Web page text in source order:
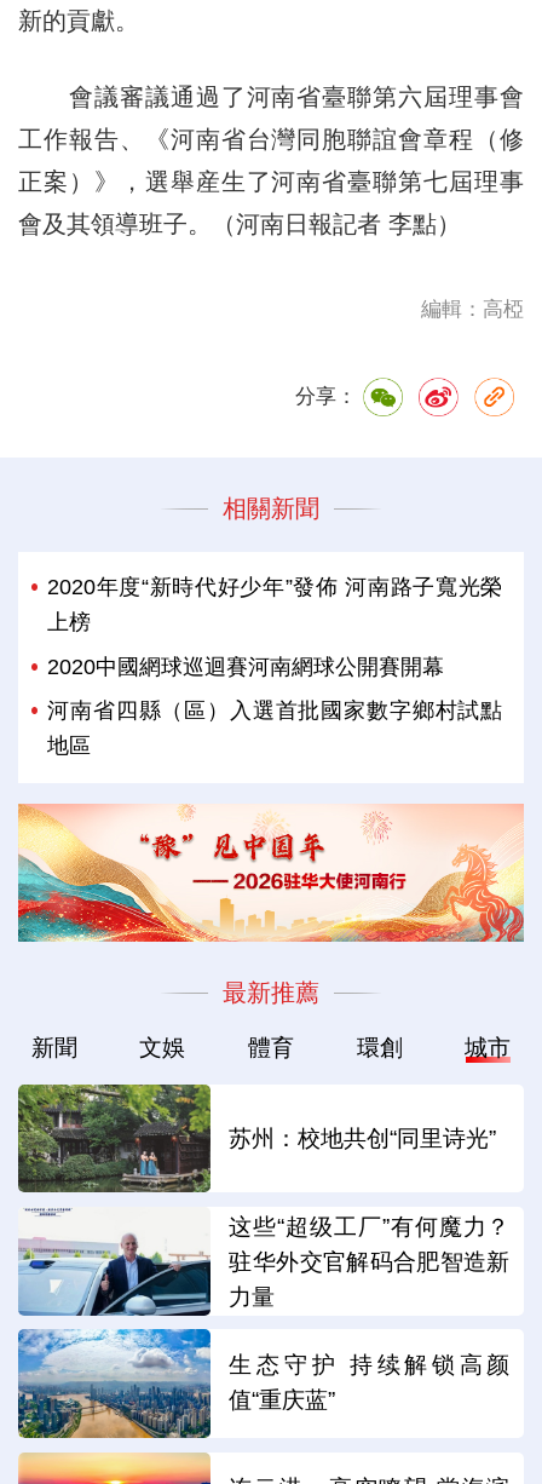
新的貢獻。
會議審議通過了河南省臺聯第六屆理事會
工作報告、《河南省台灣同胞聯誼會章程（修
正案）》，選舉産生了河南省臺聯第七屆理事
會及其領導班子。（河南日報記者 李點）
編輯：高椏
分享：
相關新聞
2020年度“新時代好少年”發佈 河南路子寬光榮
上榜
2020中國網球巡迴賽河南網球公開賽開幕
河南省四縣（區）入選首批國家數字鄉村試點
地區
最新推薦
新聞 文娛 體育 環創 城市
苏州：校地共创“同里诗光”
这些“超级工厂”有何魔力？
驻华外交官解码合肥智造新
力量
生态守护 持续解锁高颜
值“重庆蓝”